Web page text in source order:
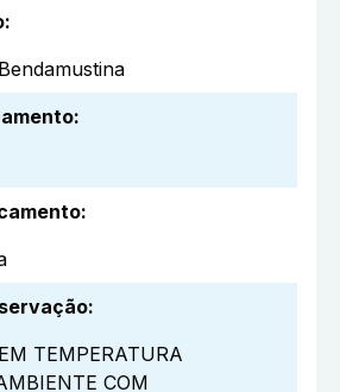
:
:
:
:
TEMPERATURA
COM